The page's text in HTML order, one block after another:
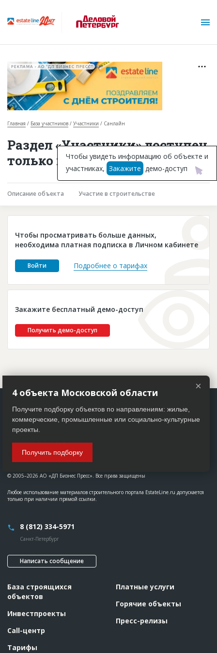
Горячие объекты
База строящихся объектов
Инвестпроекты
Глоссарий
Платные услуги
Пресс-релизы
РЕКЛАМА • АО "ДП БИЗНЕС ПРЕСС"
Главная База участников Участники Санлайн
Раздел «Участники» доступен
только подписчикам
Описание объекта Участие в строительстве
Чтобы просматривать больше данных,
необходима платная подписка в Личном кабинете
Войти Подробнее о тарифах
Закажите бесплатный демо-доступ
Получить демо-доступ
Чтобы увидеть информацию об объекте и
участниках, Закажите демо-доступ
© 2005–2026 АО «ДП Бизнес Пресс». Все права защищены
Любое использование материалов строительного портала EstateLine.ru допускается
только при наличии прямой ссылки.
8 (812) 334-5971
Санкт-Петербург
Написать сообщение
База строящихся
объектов
Инвестпроекты
Call-центр
Тарифы
Платные услуги
Горячие объекты
Пресс-релизы
×
4 объекта Московской области
Получите подборку объектов по направлениям: жилые,
коммерческие, промышленные или социально-культурные
проекты.
Получить подборку